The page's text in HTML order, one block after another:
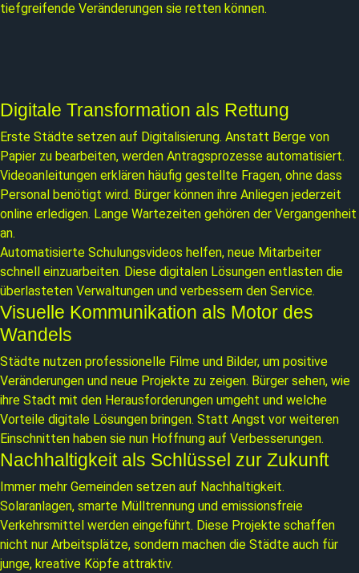
tiefgreifende Veränderungen sie retten können.
Digitale Transformation als Rettung
Erste Städte setzen auf Digitalisierung. Anstatt Berge von
Papier zu bearbeiten, werden Antragsprozesse automatisiert.
Videoanleitungen erklären häufig gestellte Fragen, ohne dass
Personal benötigt wird. Bürger können ihre Anliegen jederzeit
online erledigen. Lange Wartezeiten gehören der Vergangenheit
an.
Automatisierte Schulungsvideos helfen, neue Mitarbeiter
schnell einzuarbeiten. Diese digitalen Lösungen entlasten die
überlasteten Verwaltungen und verbessern den Service.
Visuelle Kommunikation als Motor des
Wandels
Städte nutzen professionelle Filme und Bilder, um positive
Veränderungen und neue Projekte zu zeigen. Bürger sehen, wie
ihre Stadt mit den Herausforderungen umgeht und welche
Vorteile digitale Lösungen bringen. Statt Angst vor weiteren
Einschnitten haben sie nun Hoffnung auf Verbesserungen.
Nachhaltigkeit als Schlüssel zur Zukunft
Immer mehr Gemeinden setzen auf Nachhaltigkeit.
Solaranlagen, smarte Mülltrennung und emissionsfreie
Verkehrsmittel werden eingeführt. Diese Projekte schaffen
nicht nur Arbeitsplätze, sondern machen die Städte auch für
junge, kreative Köpfe attraktiv.